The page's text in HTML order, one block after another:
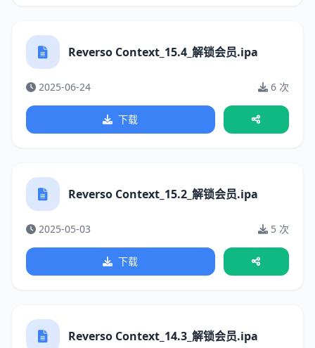
Reverso Context_15.4_解锁会员.ipa
2025-06-24 6 次
下载
Reverso Context_15.2_解锁会员.ipa
2025-05-03 5 次
下载
Reverso Context_14.3_解锁会员.ipa